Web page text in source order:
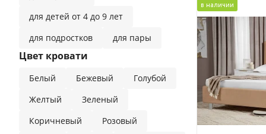
для детей от 4 до 9 лет
для подростков
для пары
Цвет кровати
Белый Бежевый
Голубой
Желтый
Зеленый
Коричневый
Розовый
в наличии